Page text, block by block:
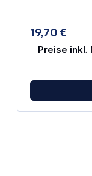
19,70 €
Preise inkl.